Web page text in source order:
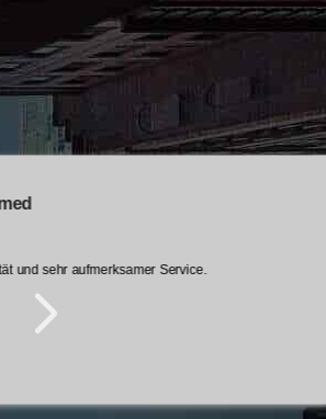
und sehr aufmerksamer Service.